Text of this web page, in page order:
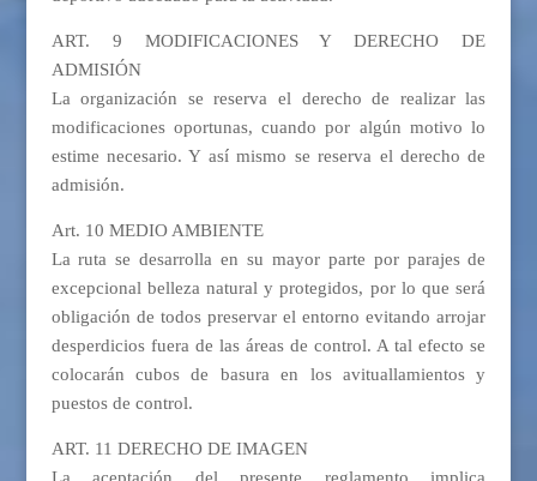
ART. 9 MODIFICACIONES Y DERECHO DE
ADMISIÓN
La organización se reserva el derecho de realizar las
modificaciones oportunas, cuando por algún motivo lo
estime necesario. Y así mismo se reserva el derecho de
admisión.
Art. 10 MEDIO AMBIENTE
La ruta se desarrolla en su mayor parte por parajes de
excepcional belleza natural y protegidos, por lo que será
obligación de todos preservar el entorno evitando arrojar
desperdicios fuera de las áreas de control. A tal efecto se
colocarán cubos de basura en los avituallamientos y
puestos de control.
ART. 11 DERECHO DE IMAGEN